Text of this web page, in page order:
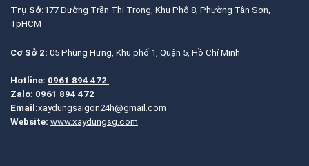
Trụ Sở:177 Đường Trần Thị Trọng, Khu Phố 8, Phường Tân Sơn,
TpHCM
Cơ Sở 2: 05 Phùng Hưng, Khu phố 1, Quận 5, Hồ Chí Minh
Hotline: 0961 894 472
Zalo: 0961 894 472
Email:xaydungsaigon24h@gmail.com
Website: www.xaydungsg.com